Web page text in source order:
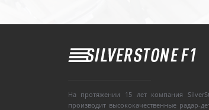
На протяжении 15 лет компания
производит высококачественные радар-